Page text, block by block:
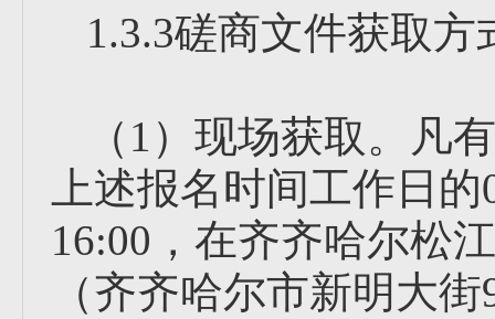
1.3.3磋商文件获取方
（1）现场获取。凡
上述报名时间工作日
16:00，在齐齐哈尔松
（齐齐哈尔市新明大